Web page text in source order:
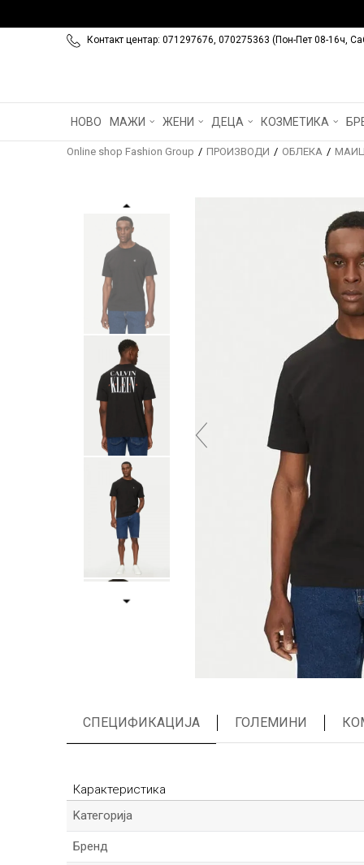
Контакт центар: 071297676, 070275363 (Пон-Пет 08-16ч,
НОВО МАЖИ ЖЕНИ ДЕЦА КОЗМЕТИКА
Online shop Fashion Group ПРОИЗВОДИ ОБЛЕКА
СПЕЦИФИКАЦИЈА ГОЛЕМИНИ
Карактеристика
Kатегорија
Бренд